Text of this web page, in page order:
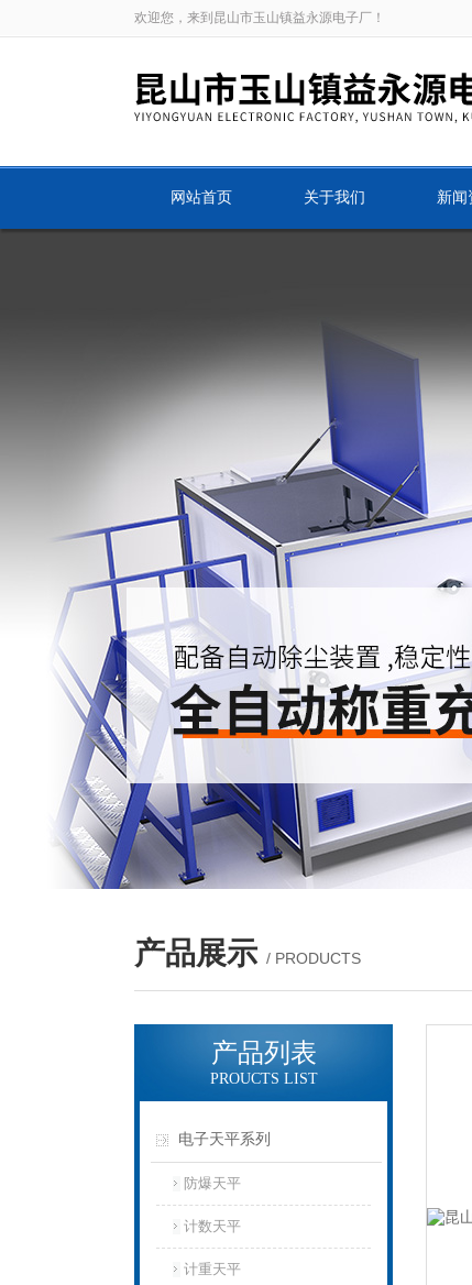
欢迎您，来到昆山市玉山镇益永源电子厂！
网站首页 关于我们 新闻
产品展示 / PRODUCTS
产品列表
PROUCTS LIST
电子天平系列
防爆天平
计数天平
计重天平